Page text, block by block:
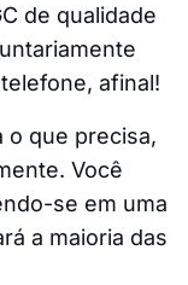
de qualidade
afinal!
o que precisa,
Você
se em uma
a maioria das